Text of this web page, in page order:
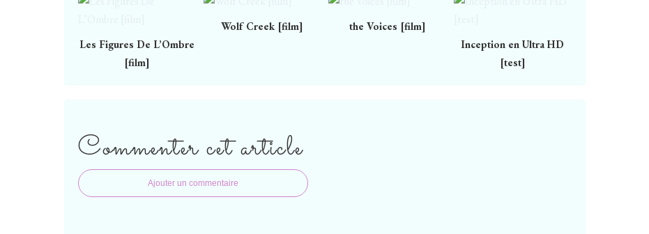
Les Figures De L’Ombre
[film]
Wolf Creek [film]
the Voices [film]
Inception en Ultra HD
[test]
Commenter cet article
Ajouter un commentaire